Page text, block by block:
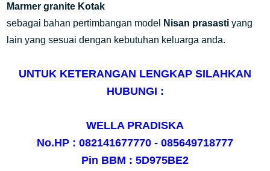
Marmer granite Kotak
sebagai bahan pertimbangan model
Nisan prasasti yang
lain yang sesuai dengan kebutuhan keluarga anda.
UNTUK KETERANGAN LENGKAP SILAHKAN
HUBUNGI :
WELLA PRADISKA
No.HP : 082141677770 - 085649718777
Pin BBM : 5D975BE2